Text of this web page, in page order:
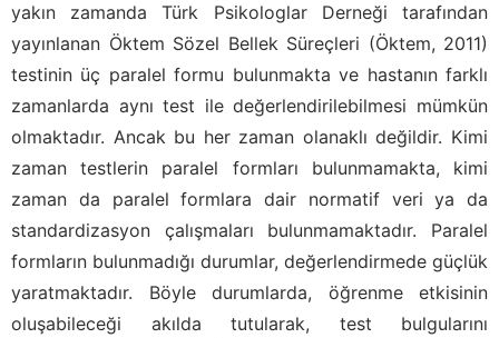
yakın zamanda Türk Psikologlar Derneği tarafından
yayınlanan Öktem Sözel Bellek Süreçleri (Öktem, 2011)
testinin üç paralel formu bulunmakta ve hastanın farklı
zamanlarda aynı test ile değerlendirilebilmesi mümkün
olmaktadır. Ancak bu her zaman olanaklı değildir. Kimi
zaman testlerin paralel formları bulunmamakta, kimi
zaman da paralel formlara dair normatif veri ya da
standardizasyon çalışmaları bulunmamaktadır. Paralel
formların bulunmadığı durumlar, değerlendirmede güçlük
yaratmaktadır. Böyle durumlarda, öğrenme etkisinin
oluşabileceği akılda tutularak, test bulgularını